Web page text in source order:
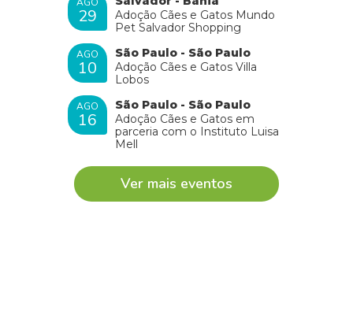
29
Adoção Cães e Gatos Mundo
Pet Salvador Shopping
AGO
10
São Paulo - São Paulo
Adoção Cães e Gatos Villa
Lobos
AGO
16
São Paulo - São Paulo
Adoção Cães e Gatos em
parceria com o Instituto Luisa
Mell
Ver mais eventos